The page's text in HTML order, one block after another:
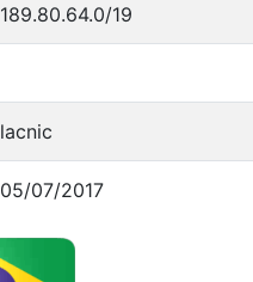
189.80.64.0/19
lacnic
05/07/2017